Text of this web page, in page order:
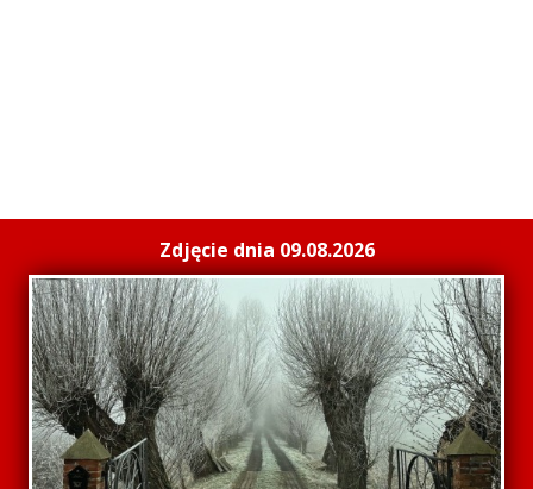
Zdjęcie dnia 09.08.2026